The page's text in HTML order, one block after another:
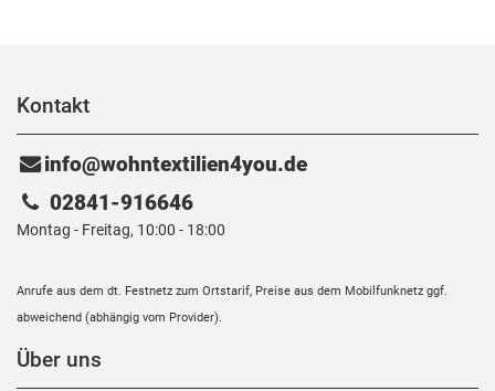
Kontakt
info@wohntextilien4you.de
02841-916646
Montag - Freitag, 10:00 - 18:00
Anrufe aus dem dt. Festnetz zum Ortstarif, Preise aus dem Mobilfunknetz ggf.
abweichend (abhängig vom Provider).
Über uns